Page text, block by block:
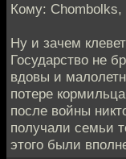
Кому: Chombolks,
Ну и зачем
Государство не
вдовы и
потере
после войны
получали семьи
этого были